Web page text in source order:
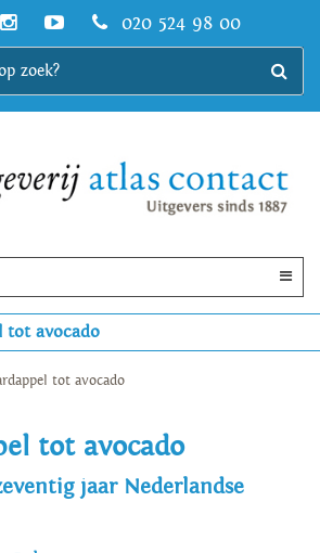
020 524 98 00
tot avocado
tot avocado
tot avocado
jaar Nederlandse